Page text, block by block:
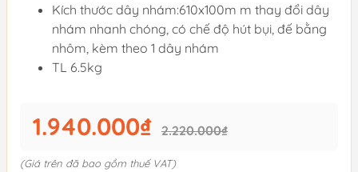
Kích thước dây nhám:610x100m m thay đổi dây
nhám nhanh chóng, có chế độ hút bụi, đế bằng
nhôm, kèm theo 1 dây nhám
TL 6.5kg
1.940.000₫ 2.220.000₫
(Giá trên đã bao gồm thuế VAT)